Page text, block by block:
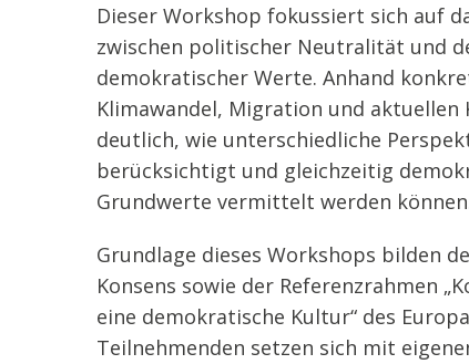
Dieser Workshop fokussiert sich auf
zwischen politischer Neutralität und
demokratischer Werte. Anhand
Klimawandel, Migration und aktuellen
deutlich, wie unterschiedliche
berücksichtigt und gleichzeitig
Grundwerte vermittelt werden
Grundlage dieses Workshops bilden
Konsens sowie der Referenzrahmen
eine demokratische Kultur“ des
Teilnehmenden setzen sich mit